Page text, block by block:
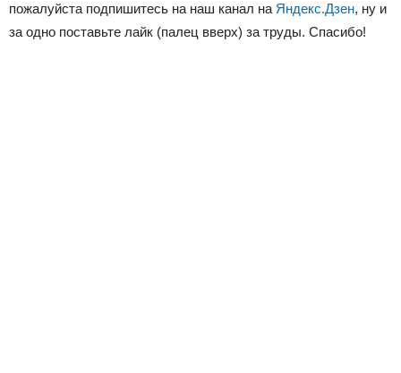
пожалуйста подпишитесь на наш канал на Яндекс.Дзен, ну и
за одно поставьте лайк (палец вверх) за труды. Спасибо!